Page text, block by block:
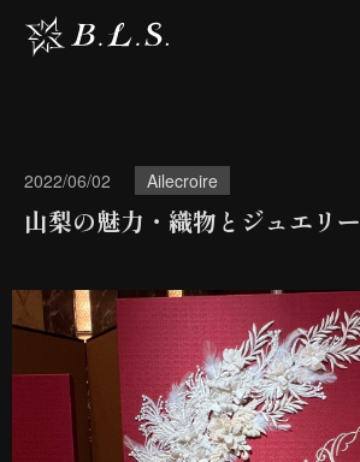
2022/06/02 Ailecroire
山梨の魅力・織物とジュエリー